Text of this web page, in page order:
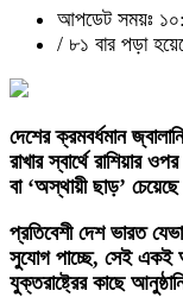
আপডেট সময়ঃ
/ ৮১ বার পড়া
দেশের ক্রমবর্ধমান
রাখার স্বার্থে রাশিয়ার
বা ‘অস্থায়ী ছাড়’ চেয়েছে
প্রতিবেশী দেশ ভারত
সুযোগ পাচ্ছে, সেই একই
যুক্তরাষ্ট্রের কাছে